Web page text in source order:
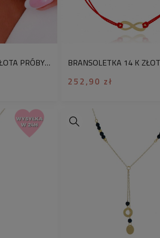
BRANSOLETKA 14 K ZŁOTA PRÓBY 585 JEDWABNA NIĆ SERDUSZKA PEŁNE
252,90 zł